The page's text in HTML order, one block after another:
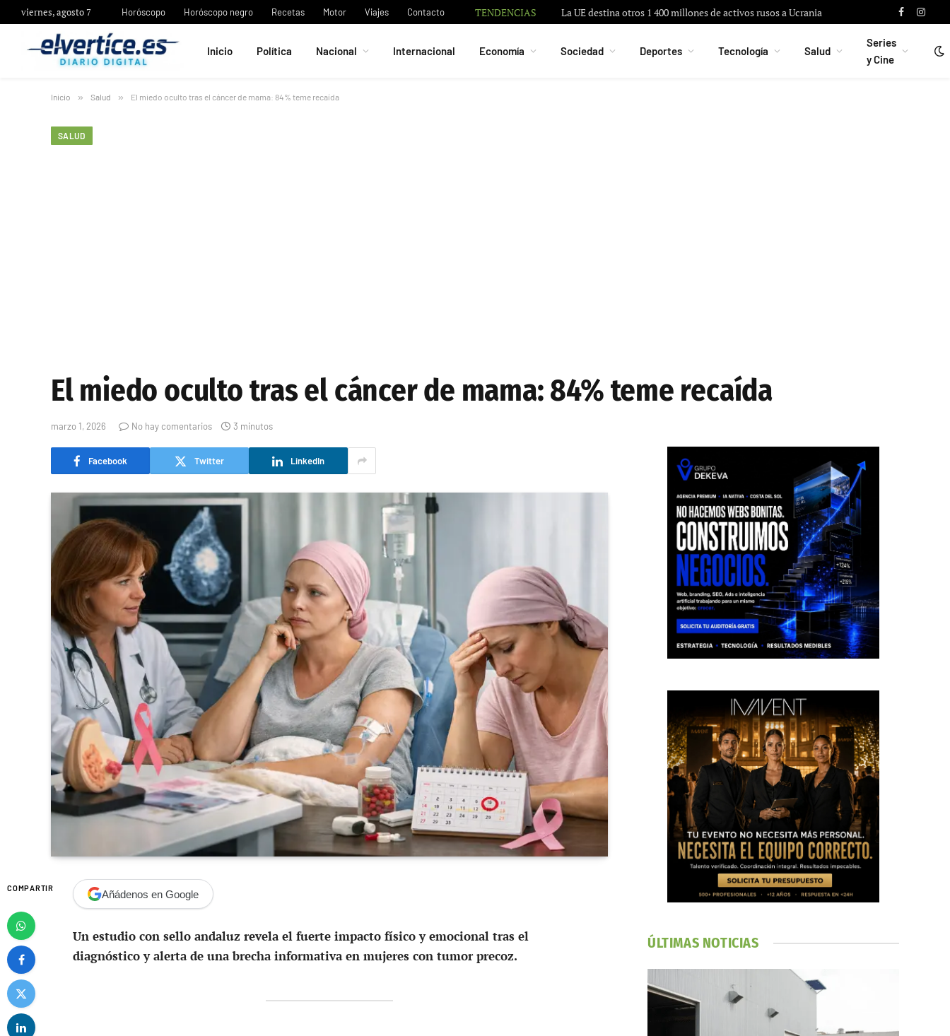
viernes, agosto 7 Horóscopo Horóscopo negro Recetas Motor Viajes Contacto TENDENCIAS La UE destina otros 1 400 millones de activos rusos a Ucrania Facebook
Inicio Política Nacional Internacional Economía Sociedad Deportes Tecnología Salud
Series
y Cine
Inicio » Salud » El miedo oculto tras el cáncer de mama: 84% teme recaída
SALUD
El miedo oculto tras el cáncer de mama: 84% teme recaída
marzo 1, 2026 No hay comentarios 3 minutos
Facebook Twitter LinkedIn
COMPARTIR Añádenos en Google
Un estudio con sello andaluz revela el fuerte impacto físico y emocional tras el
diagnóstico y alerta de una brecha informativa en mujeres con tumor precoz.
ÚLTIMAS NOTICIAS